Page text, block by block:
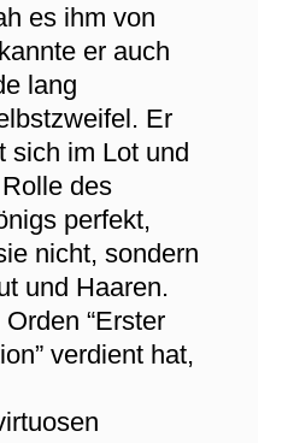
es ihm von
er auch
lang
Er
sich im Lot und
des
perfekt,
nicht, sondern
und Haaren.
“Erster
verdient hat,